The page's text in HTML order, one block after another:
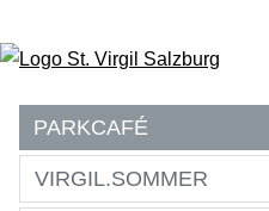
PARKCAFÉ
VIRGIL.SOMMER